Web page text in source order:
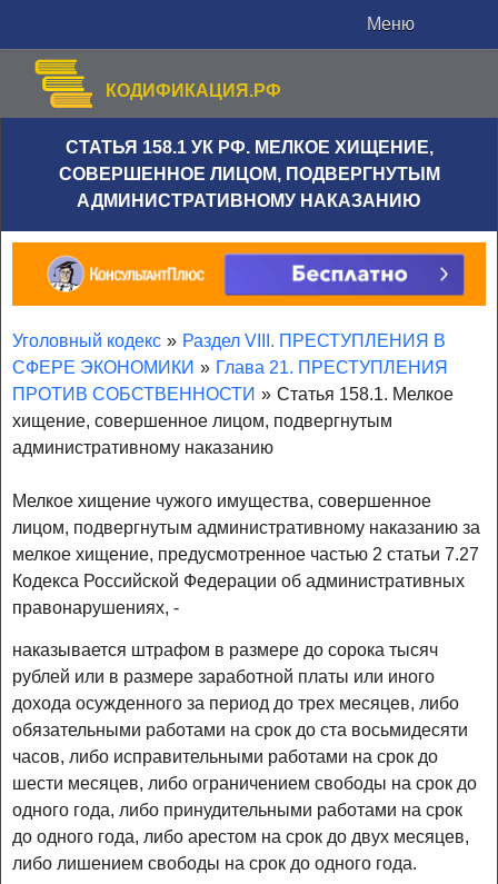
Меню
КОДИФИКАЦИЯ.РФ
СТАТЬЯ 158.1 УК РФ. МЕЛКОЕ ХИЩЕНИЕ,
СОВЕРШЕННОЕ ЛИЦОМ, ПОДВЕРГНУТЫМ
АДМИНИСТРАТИВНОМУ НАКАЗАНИЮ
Уголовный кодекс » Раздел VIII. ПРЕСТУПЛЕНИЯ В
СФЕРЕ ЭКОНОМИКИ » Глава 21. ПРЕСТУПЛЕНИЯ
ПРОТИВ СОБСТВЕННОСТИ » Статья 158.1. Мелкое
хищение, совершенное лицом, подвергнутым
административному наказанию
Мелкое хищение чужого имущества, совершенное
лицом, подвергнутым административному наказанию за
мелкое хищение, предусмотренное частью 2 статьи 7.27
Кодекса Российской Федерации об административных
правонарушениях, -
наказывается штрафом в размере до сорока тысяч
рублей или в размере заработной платы или иного
дохода осужденного за период до трех месяцев, либо
обязательными работами на срок до ста восьмидесяти
часов, либо исправительными работами на срок до
шести месяцев, либо ограничением свободы на срок до
одного года, либо принудительными работами на срок
до одного года, либо арестом на срок до двух месяцев,
либо лишением свободы на срок до одного года.